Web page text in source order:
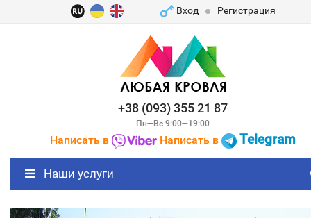
Вход Регистрация
+38 (093) 355 21 87
Пн—Вс 9:00—19:00
Написать в Написать в Telegram
Наши услуги